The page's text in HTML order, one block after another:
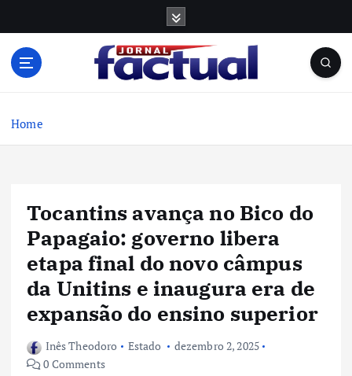
Home
Tocantins avança no Bico do
Papagaio: governo libera
etapa final do novo câmpus
da Unitins e inaugura era de
expansão do ensino superior
Inês Theodoro Estado
dezembro 2, 2025
0 Comments